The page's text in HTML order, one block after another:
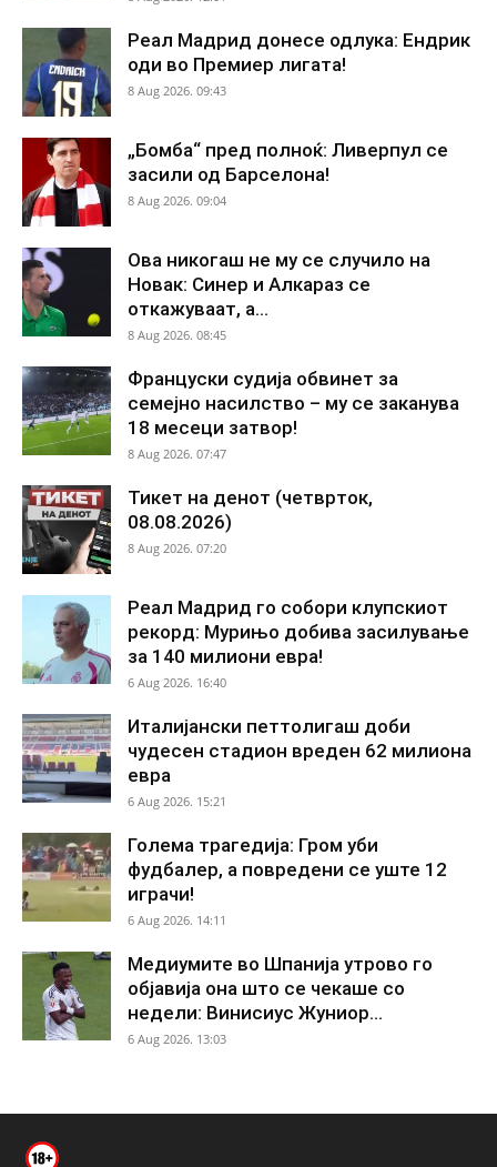
Реал Мадрид донесе одлука: Ендрик
оди во Премиер лигата!
8 Aug 2026. 09:43
„Бомба“ пред полноќ: Ливерпул се
засили од Барселона!
8 Aug 2026. 09:04
Ова никогаш не му се случило на
Новак: Синер и Алкараз се
откажуваат, а...
8 Aug 2026. 08:45
Француски судија обвинет за
семејно насилство – му се заканува
18 месеци затвор!
8 Aug 2026. 07:47
Тикет на денот (четврток,
08.08.2026)
8 Aug 2026. 07:20
Реал Мадрид го собори клупскиот
рекорд: Мурињо добива засилување
за 140 милиони евра!
6 Aug 2026. 16:40
Италијански петтолигаш доби
чудесен стадион вреден 62 милиона
евра
6 Aug 2026. 15:21
Голема трагедија: Гром уби
фудбалер, а повредени се уште 12
играчи!
6 Aug 2026. 14:11
Медиумите во Шпанија утрово го
објавија она што се чекаше со
недели: Винисиус Жуниор...
6 Aug 2026. 13:03